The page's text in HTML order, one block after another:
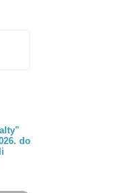
do